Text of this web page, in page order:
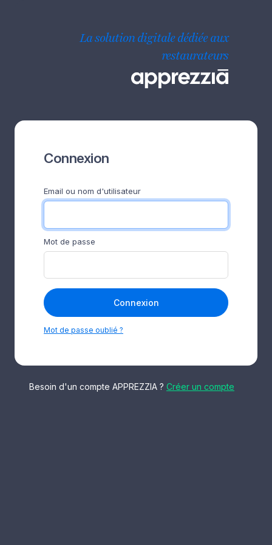
Connexion
Email ou nom d'utilisateur
Mot de passe
Connexion
Mot de passe oublié ?
Besoin d'un compte APPREZZIA ? Créer un compte
La solution digitale dédiée aux
restaurateurs